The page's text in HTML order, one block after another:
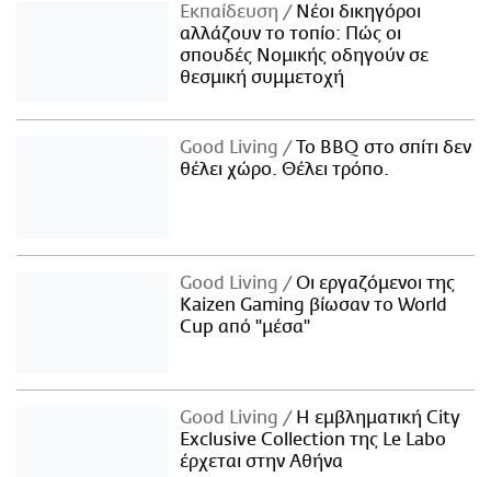
Εκπαίδευση
Νέοι δικηγόροι
αλλάζουν το τοπίο: Πώς οι
σπουδές Νομικής οδηγούν σε
θεσμική συμμετοχή
Good Living
Το BBQ στο σπίτι δεν
θέλει χώρο. Θέλει τρόπο.
Good Living
Οι εργαζόμενοι της
Kaizen Gaming βίωσαν το World
Cup από "μέσα"
Good Living
Η εμβληματική City
Exclusive Collection της Le Labo
έρχεται στην Αθήνα